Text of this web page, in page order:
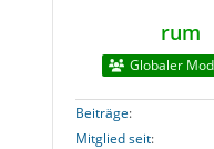
rum
Globaler
Beiträge
Mitglied seit